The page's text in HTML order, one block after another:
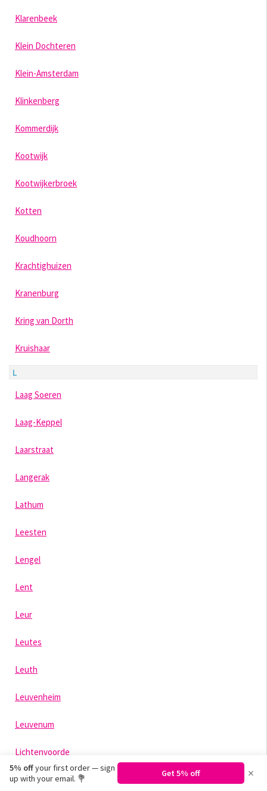
Klarenbeek
Klein Dochteren
Klein-Amsterdam
Klinkenberg
Kommerdijk
Kootwijk
Kootwijkerbroek
Kotten
Koudhoorn
Krachtighuizen
Kranenburg
Kring van Dorth
Kruishaar
L
Laag Soeren
Laag-Keppel
Laarstraat
Langerak
Lathum
Leesten
Lengel
Lent
Leur
Leutes
Leuth
Leuvenheim
Leuvenum
Lichtenvoorde
Lienden
5% offyour first order — sign
up with your email. 💐
Get 5% off ×